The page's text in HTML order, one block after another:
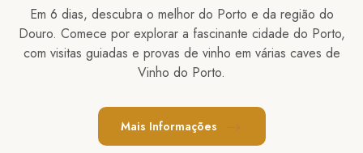
Em 6 dias, descubra o melhor do Porto e da região do
Douro. Comece por explorar a fascinante cidade do Porto,
com visitas guiadas e provas de vinho em várias caves de
Vinho do Porto.
Mais Informações